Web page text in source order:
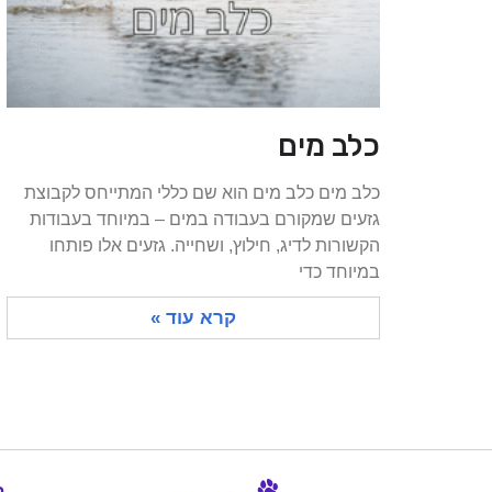
כלב מים
כלב מים כלב מים הוא שם כללי המתייחס לקבוצת
גזעים שמקורם בעבודה במים – במיוחד בעבודות
הקשורות לדיג, חילוץ, ושחייה. גזעים אלו פותחו
במיוחד כדי
קרא עוד »